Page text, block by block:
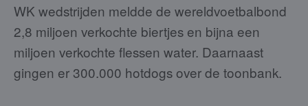
WK wedstrijden meldde de wereldvoetbalbond
2,8 miljoen verkochte biertjes en bijna een
miljoen verkochte flessen water. Daarnaast
gingen er 300.000 hotdogs over de toonbank.